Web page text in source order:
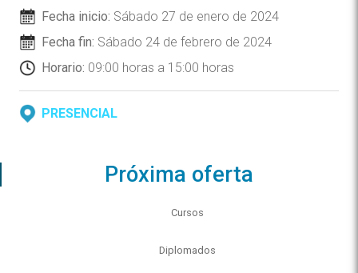
Fecha inicio: Sábado 27 de enero de 2024
Fecha fin: Sábado 24 de febrero de 2024
Horario: 09:00 horas a 15:00 horas
PRESENCIAL
Próxima oferta
Cursos
Diplomados